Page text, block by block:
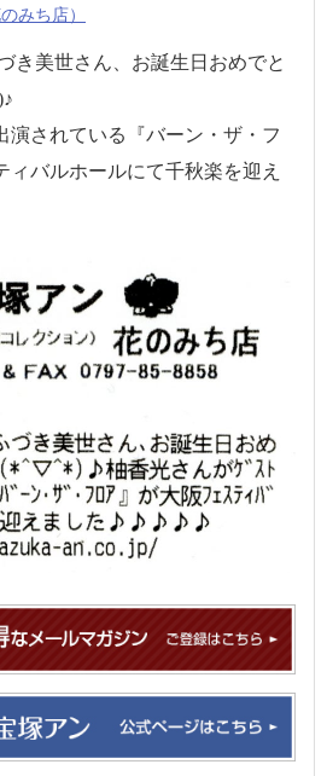
みち店）
き美世さん、お誕生日おめでと
演されている『バーン・ザ・フ
ィバルホールにて千秋楽を迎え